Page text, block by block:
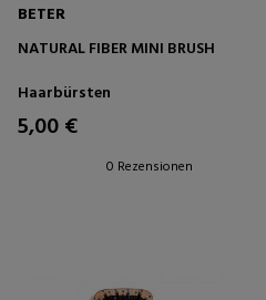
BETER
NATURAL FIBER MINI BRUSH
Haarbürsten
5,00 €
0 Rezensionen